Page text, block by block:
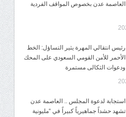
العاصمة عدن بخصوص المواقف الفردية
رئيس انتقالي المهرة يثير التساؤل: الخط
الأحمر للأمن القومي السعودي على المحك
ودعوات الثكالى مستمرة
استجابة لدعوة المجلس .. العاصمة عدن
تشهد حشداً جماهيرياً كبيراً في “مليونية